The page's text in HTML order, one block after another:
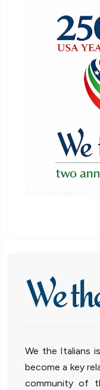
We the Italians
become a key
community of